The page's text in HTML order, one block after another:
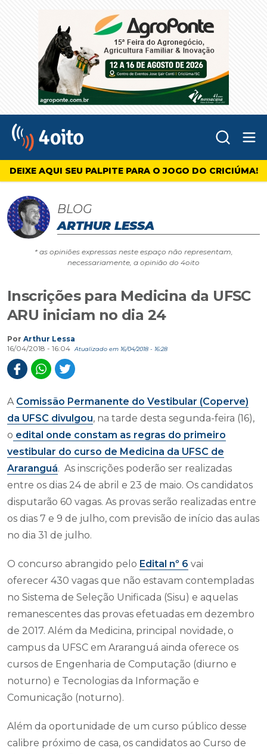
4oito
DEIXE AQUI SEU PALPITE PARA O JOGO DO CRICIÚMA!
BLOG
ARTHUR LESSA
* as opiniões expressas neste espaço não representam,
necessariamente, a opinião do 4oito
Inscrições para Medicina da UFSC
ARU iniciam no dia 24
Por Arthur Lessa
16/04/2018 - 16:04
Atualizado em 16/04/2018 - 16:28
A Comissão Permanente do Vestibular (Coperve)
da UFSC divulgou, na tarde desta segunda-feira (16),
o edital onde constam as regras do primeiro
vestibular do curso de Medicina da UFSC de
Araranguá. As inscrições poderão ser realizadas
entre os dias 24 de abril e 23 de maio. Os candidatos
disputarão 60 vagas. As provas serão realizadas entre
os dias 7 e 9 de julho, com previsão de início das aulas
no dia 31 de julho.
O concurso abrangido pelo Edital nº 6 vai
oferecer 430 vagas que não estavam contempladas
no Sistema de Seleção Unificada (Sisu) e aquelas
remanescentes das provas efetuadas em dezembro
de 2017. Além da Medicina, principal novidade, o
campus da UFSC em Araranguá ainda oferece os
cursos de Engenharia de Computação (diurno e
noturno) e Tecnologias da Informação e
Comunicação (noturno).
Além da oportunidade de um curso público desse
calibre próximo de casa, os candidatos ao Curso de